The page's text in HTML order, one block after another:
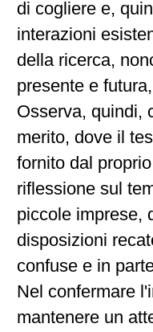
di cogliere e,
interazioni
della ricerca,
presente e
Osserva, quindi,
merito, dove il
fornito dal
riflessione sul
piccole imprese,
disposizioni
confuse e in
Nel confermare
mantenere un